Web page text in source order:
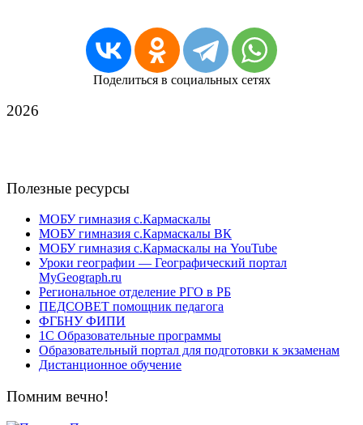
Поделиться в социальных сетях
2026
Полезные ресурсы
МОБУ гимназия с.Кармаскалы
МОБУ гимназия с.Кармаскалы ВК
МОБУ гимназия с.Кармаскалы на YouTube
Уроки географии — Географический портал
MyGeograph.ru
Региональное отделение РГО в РБ
ПЕДСОВЕТ помощник педагога
ФГБНУ ФИПИ
1С Образовательные программы
Образовательный портал для подготовки к экзаменам
Дистанционное обучение
Помним вечно!